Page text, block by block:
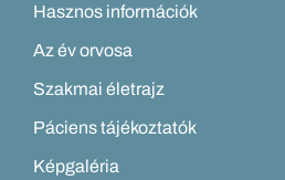
Hasznos információk
Az év orvosa
Szakmai életrajz
Páciens tájékoztatók
Képgaléria